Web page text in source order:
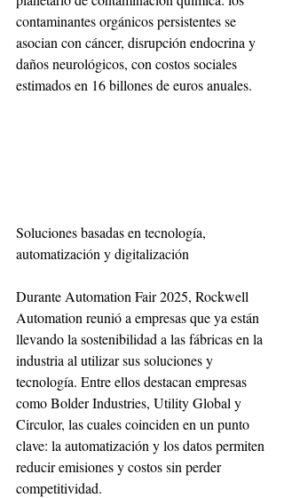
contaminantes orgánicos persistentes se
asocian con cáncer, disrupción endocrina y
daños neurológicos, con costos sociales
estimados en 16 billones de euros anuales.
Soluciones basadas en tecnología,
automatización y digitalización
Durante Automation Fair 2025, Rockwell
Automation reunió a empresas que ya están
llevando la sostenibilidad a las fábricas en la
industria al utilizar sus soluciones y
tecnología. Entre ellos destacan empresas
como Bolder Industries, Utility Global y
Circulor, las cuales coinciden en un punto
clave: la automatización y los datos permiten
reducir emisiones y costos sin perder
competitividad.